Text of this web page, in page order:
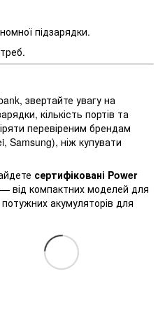
підзарядки.
звертайте увагу на
кількість портів та
перевіреним брендам
Samsung), ніж купувати
сертифіковані Power
— від компактних моделей для
акумуляторів для